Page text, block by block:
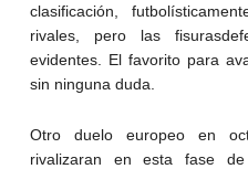
clasificación,
rivales, pero las
evidentes. El favorito para
sin ninguna duda.
Otro duelo europeo en
rivalizaran en esta fase